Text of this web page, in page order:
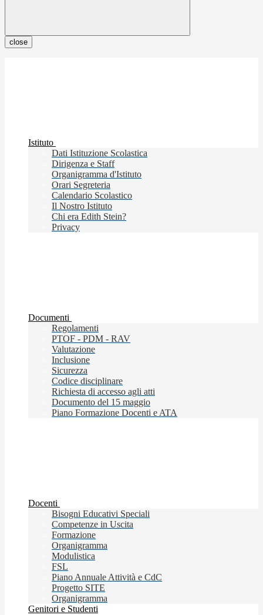
close
Istituto
Dati Istituzione Scolastica
Dirigenza e Staff
Organigramma d'Istituto
Orari Segreteria
Calendario Scolastico
Il Nostro Istituto
Chi era Edith Stein?
Privacy
Documenti
Regolamenti
PTOF - PDM - RAV
Valutazione
Inclusione
Sicurezza
Codice disciplinare
Richiesta di accesso agli atti
Documento del 15 maggio
Piano Formazione Docenti e ATA
Docenti
Bisogni Educativi Speciali
Competenze in Uscita
Formazione
Organigramma
Modulistica
FSL
Piano Annuale Attività e CdC
Progetto SITE
Organigramma
Genitori e Studenti